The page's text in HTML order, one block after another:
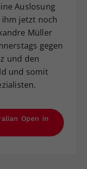
Auslosung
jetzt noch
Müller
gegen
und den
und somit
Open in